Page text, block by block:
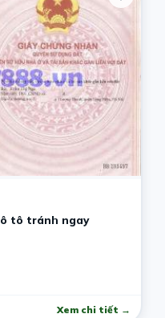
ô tô tránh ngay
Xem chi tiết →